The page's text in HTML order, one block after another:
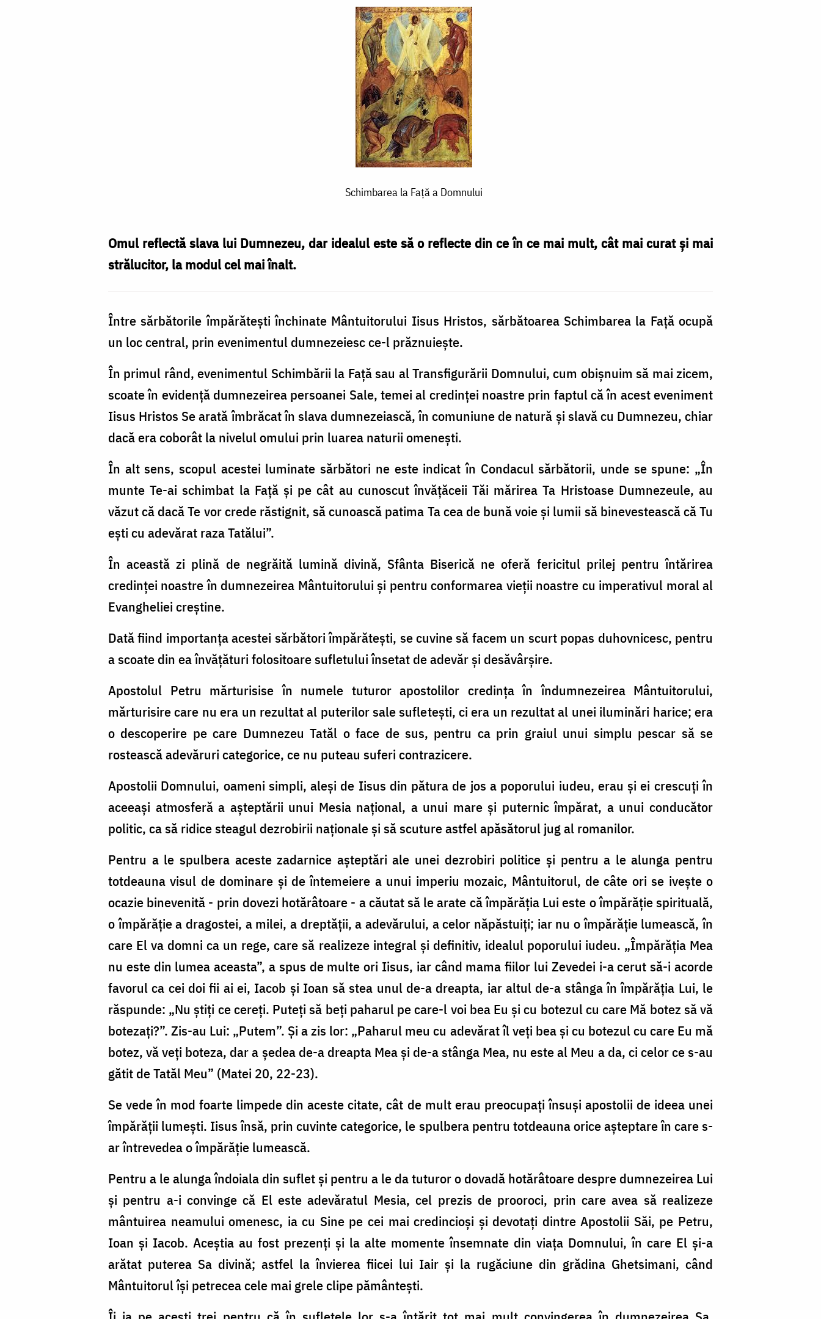
Schimbarea la Faţă a Domnului
Omul reflectă slava lui Dumnezeu, dar idealul este să o reflecte din ce în ce mai mult, cât mai curat și mai
strălucitor, la modul cel mai înalt.
Între sărbătorile împărătești închinate Mântuitorului Iisus Hristos, sărbătoarea Schimbarea la Faţă ocupă
un loc central, prin evenimentul dumnezeiesc ce-l prăznuiește.
În primul rând, evenimentul Schimbării la Faţă sau al Transfigurării Domnului, cum obișnuim să mai zicem,
scoate în evidenţă dumnezeirea persoanei Sale, temei al credinţei noastre prin faptul că în acest eveniment
Iisus Hristos Se arată îmbrăcat în slava dumnezeiască, în comuniune de natură și slavă cu Dumnezeu, chiar
dacă era coborât la nivelul omului prin luarea naturii omenești.
În alt sens, scopul acestei luminate sărbători ne este indicat în Condacul sărbătorii, unde se spune: „În
munte Te-ai schimbat la Faţă și pe cât au cunoscut învăţăceii Tăi mărirea Ta Hristoase Dumnezeule, au
văzut că dacă Te vor crede răstignit, să cunoască patima Ta cea de bună voie și lumii să binevestească că Tu
ești cu adevărat raza Tatălui”.
În această zi plină de negrăită lumină divină, Sfânta Biserică ne oferă fericitul prilej pentru întărirea
credinţei noastre în dumnezeirea Mântuitorului și pentru conformarea vieţii noastre cu imperativul moral al
Evangheliei creștine.
Dată fiind importanţa acestei sărbători împărătești, se cuvine să facem un scurt popas duhovnicesc, pentru
a scoate din ea învăţături folositoare sufletului însetat de adevăr și desăvârșire.
Apostolul Petru mărturisise în numele tuturor apostolilor credinţa în îndumnezeirea Mântuitorului,
mărturisire care nu era un rezultat al puterilor sale sufletești, ci era un rezultat al unei iluminări harice; era
o descoperire pe care Dumnezeu Tatăl o face de sus, pentru ca prin graiul unui simplu pescar să se
rostească adevăruri categorice, ce nu puteau suferi contrazicere.
Apostolii Domnului, oameni simpli, aleși de Iisus din pătura de jos a poporului iudeu, erau și ei crescuţi în
aceeași atmosferă a așteptării unui Mesia naţional, a unui mare și puternic împărat, a unui conducător
politic, ca să ridice steagul dezrobirii naţionale și să scuture astfel apăsătorul jug al romanilor.
Pentru a le spulbera aceste zadarnice așteptări ale unei dezrobiri politice și pentru a le alunga pentru
totdeauna visul de dominare și de întemeiere a unui imperiu mozaic, Mântuitorul, de câte ori se ivește o
ocazie binevenită - prin dovezi hotărâtoare - a căutat să le arate că împărăţia Lui este o împărăţie spirituală,
o împărăţie a dragostei, a milei, a dreptăţii, a adevărului, a celor năpăstuiţi; iar nu o împărăţie lumească, în
care El va domni ca un rege, care să realizeze integral și definitiv, idealul poporului iudeu. „Împărăţia Mea
nu este din lumea aceasta”, a spus de multe ori Iisus, iar când mama fiilor lui Zevedei i-a cerut să-i acorde
favorul ca cei doi fii ai ei, Iacob și Ioan să stea unul de-a dreapta, iar altul de-a stânga în împărăţia Lui, le
răspunde: „Nu știţi ce cereţi. Puteţi să beţi paharul pe care-l voi bea Eu și cu botezul cu care Mă botez să vă
botezaţi?”. Zis-au Lui: „Putem”. Şi a zis lor: „Paharul meu cu adevărat îl veţi bea și cu botezul cu care Eu mă
botez, vă veţi boteza, dar a ședea de-a dreapta Mea și de-a stânga Mea, nu este al Meu a da, ci celor ce s-au
gătit de Tatăl Meu” (Matei 20, 22-23).
Se vede în mod foarte limpede din aceste citate, cât de mult erau preocupaţi însuși apostolii de ideea unei
împărăţii lumești. Iisus însă, prin cuvinte categorice, le spulbera pentru totdeauna orice așteptare în care s-
ar întrevedea o împărăţie lumească.
Pentru a le alunga îndoiala din suflet și pentru a le da tuturor o dovadă hotărâtoare despre dumnezeirea Lui
și pentru a-i convinge că El este adevăratul Mesia, cel prezis de prooroci, prin care avea să realizeze
mântuirea neamului omenesc, ia cu Sine pe cei mai credincioși și devotaţi dintre Apostolii Săi, pe Petru,
Ioan și Iacob. Aceștia au fost prezenţi și la alte momente însemnate din viaţa Domnului, în care El și-a
arătat puterea Sa divină; astfel la învierea fiicei lui Iair și la rugăciune din grădina Ghetsimani, când
Mântuitorul își petrecea cele mai grele clipe pământești.